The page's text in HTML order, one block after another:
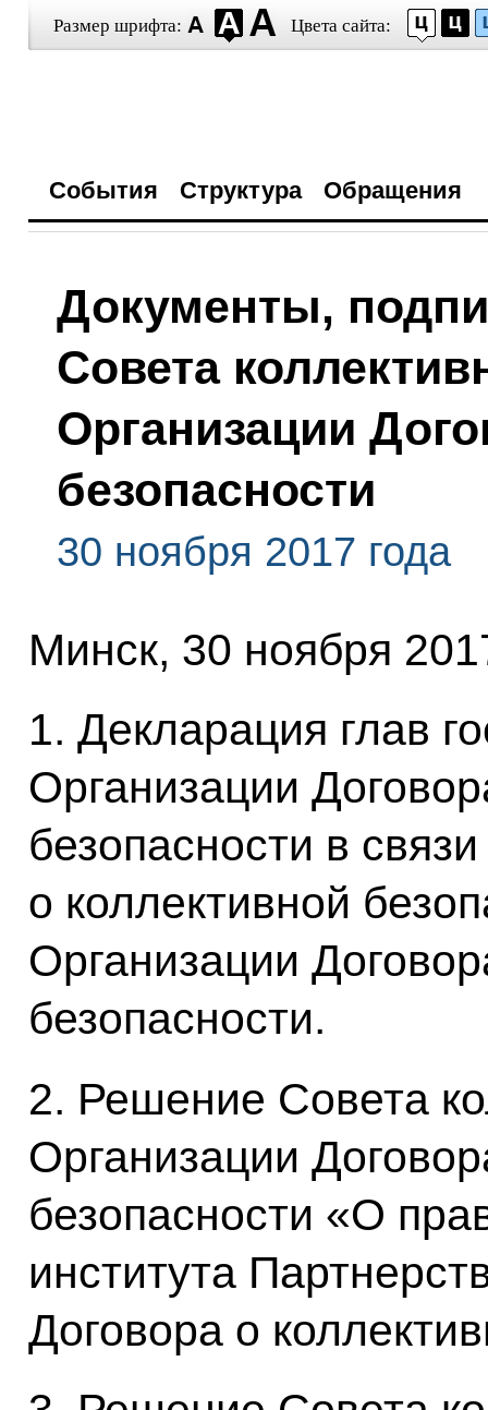
Размер шрифта: Цвета сайта:
События Структура Обращения
Документы,
Совета
Организации
безопасности
30 ноября 2017 года
Минск, 30 ноября
1. Декларация глав
Организации
безопасности в
о коллективной
Организации
безопасности.
2. Решение Совета
Организации
безопасности «О
института
Договора о